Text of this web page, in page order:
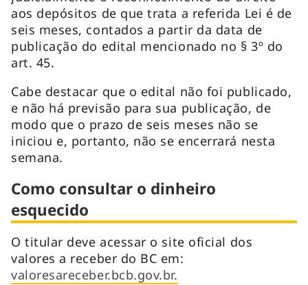
aos depósitos de que trata a referida Lei é de
seis meses, contados a partir da data de
publicação do edital mencionado no § 3º do
art. 45.
Cabe destacar que o edital não foi publicado,
e não há previsão para sua publicação, de
modo que o prazo de seis meses não se
iniciou e, portanto, não se encerrará nesta
semana.
Como consultar o dinheiro
esquecido
O titular deve acessar o site oficial dos
valores a receber do BC em:
valoresareceber.bcb.gov.br.